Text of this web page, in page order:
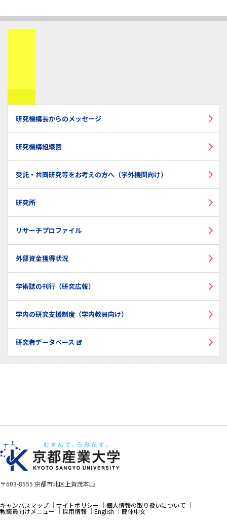
研究機構長からのメッセージ
研究機構組織図
受託・共同研究等をお考えの方へ（学外機関向け）
研究所
リサーチプロファイル
外部資金獲得状況
学術誌の刊行（研究広報）
学内の研究支援制度（学内教員向け）
研究者データベース
〒603-8555 京都市北区上賀茂本山
キャンパスマップ サイトポリシー 個人情報の取り扱いについて
教職員向けメニュー 採用情報 English 簡体中文